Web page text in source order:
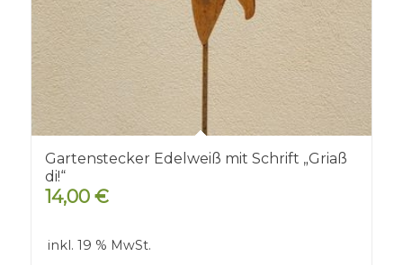
Gartenstecker Edelweiß mit Schrift „Griaß
di!“
14,00 €
inkl. 19 % MwSt.